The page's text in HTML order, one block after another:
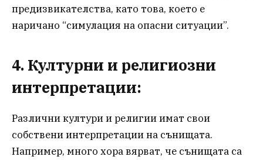
предизвикателства, като това, което е
наричано “симулация на опасни ситуации”.
4. Културни и религиозни
интерпретации:
Различни култури и религии имат свои
собствени интерпретации на сънищата.
Например, много хора вярват, че сънищата са